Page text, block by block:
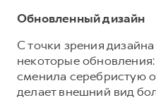
Обновленный дизайн
С точки зрения
некоторые
сменила серебристую
делает внешний вид